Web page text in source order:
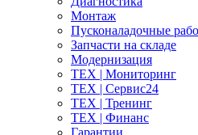
Монтаж
Пусконаладочные
Запчасти на складе
Модернизация
ТЕХ | Мониторинг
ТЕХ | Сервис24
ТЕХ | Тренинг
ТЕХ | Финанс
Гарантии